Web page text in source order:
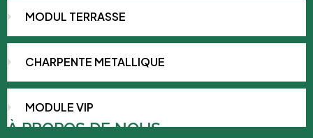
MODUL TERRASSE
CHARPENTE METALLIQUE
MODULE VIP
À PROPOS DE NOUS